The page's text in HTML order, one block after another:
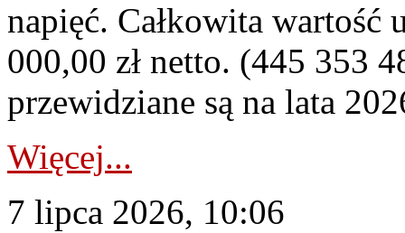
napięć. Całkowita
000,00 zł netto. (445 353
przewidziane są na lata
Więcej...
7 lipca 2026, 10:06